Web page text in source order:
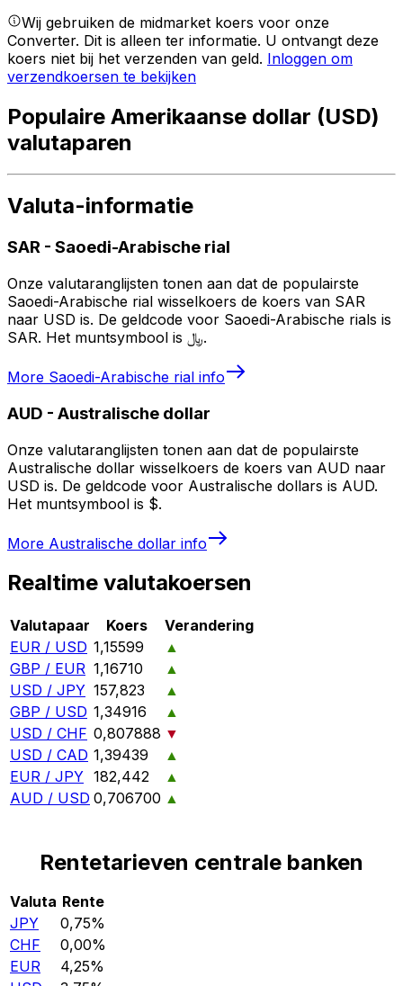
Wij gebruiken de midmarket koers voor onze
Converter. Dit is alleen ter informatie. U ontvangt deze
koers niet bij het verzenden van geld. Inloggen om
verzendkoersen te bekijken
Populaire Amerikaanse dollar (USD)
valutaparen
Valuta-informatie
SAR - Saoedi-Arabische rial
Onze valutaranglijsten tonen aan dat de populairste
Saoedi-Arabische rial wisselkoers de koers van SAR
naar USD is. De geldcode voor Saoedi-Arabische rials is
SAR. Het muntsymbool is ﷼.
More Saoedi-Arabische rial info
AUD - Australische dollar
Onze valutaranglijsten tonen aan dat de populairste
Australische dollar wisselkoers de koers van AUD naar
USD is. De geldcode voor Australische dollars is AUD.
Het muntsymbool is $.
More Australische dollar info
Realtime valutakoersen
Valutapaar Koers
Verandering
EUR / USD 1,15599
▲
GBP / EUR 1,16710
▲
USD / JPY 157,823
▲
GBP / USD 1,34916
▲
USD / CHF 0,807888 ▼
USD / CAD 1,39439
▲
EUR / JPY 182,442
▲
AUD / USD 0,706700 ▲
Rentetarieven centrale banken
Valuta Rente
JPY
0,75%
CHF
0,00%
EUR
4,25%